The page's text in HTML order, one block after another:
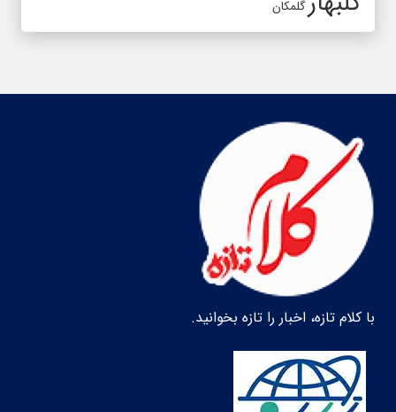
گلمکان
با کلام تازه، اخبار را تازه بخوانید.